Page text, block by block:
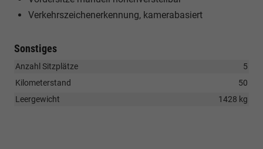
Verkehrszeichenerkennung, kamerabasiert
Sonstiges
Anzahl Sitzplätze
5
Kilometerstand
50
Leergewicht
1428 kg